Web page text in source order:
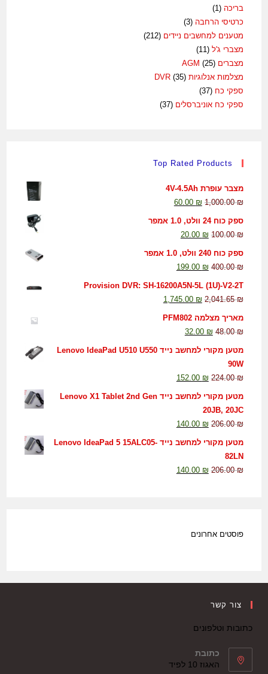
בריכה (1)
כרטיסי הרחבה (3)
מטענים למחשבים ניידים (212)
מצברי ג'ל (11)
מצברים AGM(25)
מצלמות אנלוגיות DVR(35)
ספקי כח (37)
ספקי כח אוניברסלים (37)
Top Rated Products
מצבר עופרת 4V-4.5Ah
1,000.00₪
60.00 ₪
ספק כוח 24 וולט, 1.0 אמפר
100.00₪
20.00 ₪
ספק כוח 240 וולט, 1.0 אמפר
400.00₪
199.00 ₪
Provision DVR: SH-16200A5N-5L (1U)-V2-2T
2,041.65₪
1,745.00 ₪
מאריך מצלמה PFM802
48.00₪
32.00 ₪
מטען מקורי למחשב נייד Lenovo IdeaPad U510 U550
90W
224.00₪
152.00 ₪
מטען מקורי למחשב נייד Lenovo X1 Tablet 2nd Gen
20JB, 20JC
206.00₪
140.00 ₪
מטען מקורי למחשב נייד Lenovo IdeaPad 5 15ALC05-
82LN
206.00₪
140.00 ₪
פוסטים אחרונים
צור קשר
כתובות וטלפונים
כתובת
האגוז 10 לפיד